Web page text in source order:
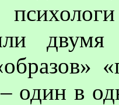
двумя
один в